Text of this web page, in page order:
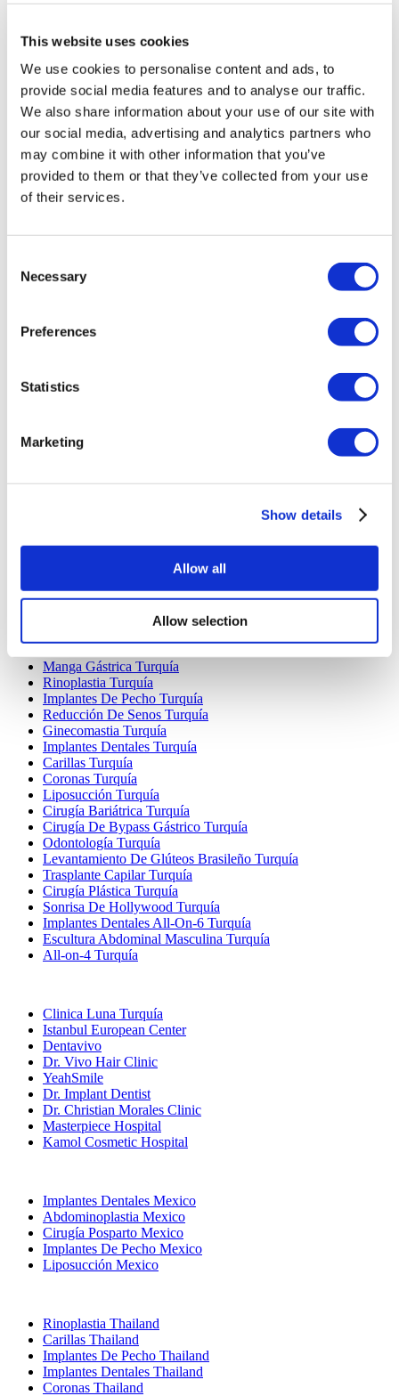
This website uses cookies
We use cookies to personalise content and ads, to
provide social media features and to analyse our traffic.
We also share information about your use of our site with
our social media, advertising and analytics partners who
may combine it with other information that you’ve
provided to them or that they’ve collected from your use
of their services.
Selection
Necessary
Preferences
Statistics
Marketing
Show details
Allow all
Allow selection
Todos los tratamientos son realizados por una institución de
salud certificada en turismo de salud.
A Cerca de Nosotros
¿Cómo funciona?
Guía Preoperatoria
Autores & revisores
Flymedi Programa de Referidos
Planes De Pago
Carreras
Blog
Términos y Condiciones
Políticas de Cancelación
Destinos Populares
Mexico Clínicas
Hungary Clínicas
Manga Gástrica Turquía
Rinoplastia Turquía
Implantes De Pecho Turquía
Reducción De Senos Turquía
Ginecomastia Turquía
Implantes Dentales Turquía
Carillas Turquía
Coronas Turquía
Liposucción Turquía
Cirugía Bariátrica Turquía
Cirugía De Bypass Gástrico Turquía
Odontología Turquía
Levantamiento De Glúteos Brasileño Turquía
Trasplante Capilar Turquía
Cirugía Plástica Turquía
Sonrisa De Hollywood Turquía
Implantes Dentales All-On-6 Turquía
Escultura Abdominal Masculina Turquía
All-on-4 Turquía
Clinica Luna Turquía
Istanbul European Center
Dentavivo
Dr. Vivo Hair Clinic
YeahSmile
Dr. Implant Dentist
Dr. Christian Morales Clinic
Masterpiece Hospital
Kamol Cosmetic Hospital
Implantes Dentales Mexico
Abdominoplastia Mexico
Cirugía Posparto Mexico
Implantes De Pecho Mexico
Liposucción Mexico
Rinoplastia Thailand
Carillas Thailand
Implantes De Pecho Thailand
Implantes Dentales Thailand
Coronas Thailand